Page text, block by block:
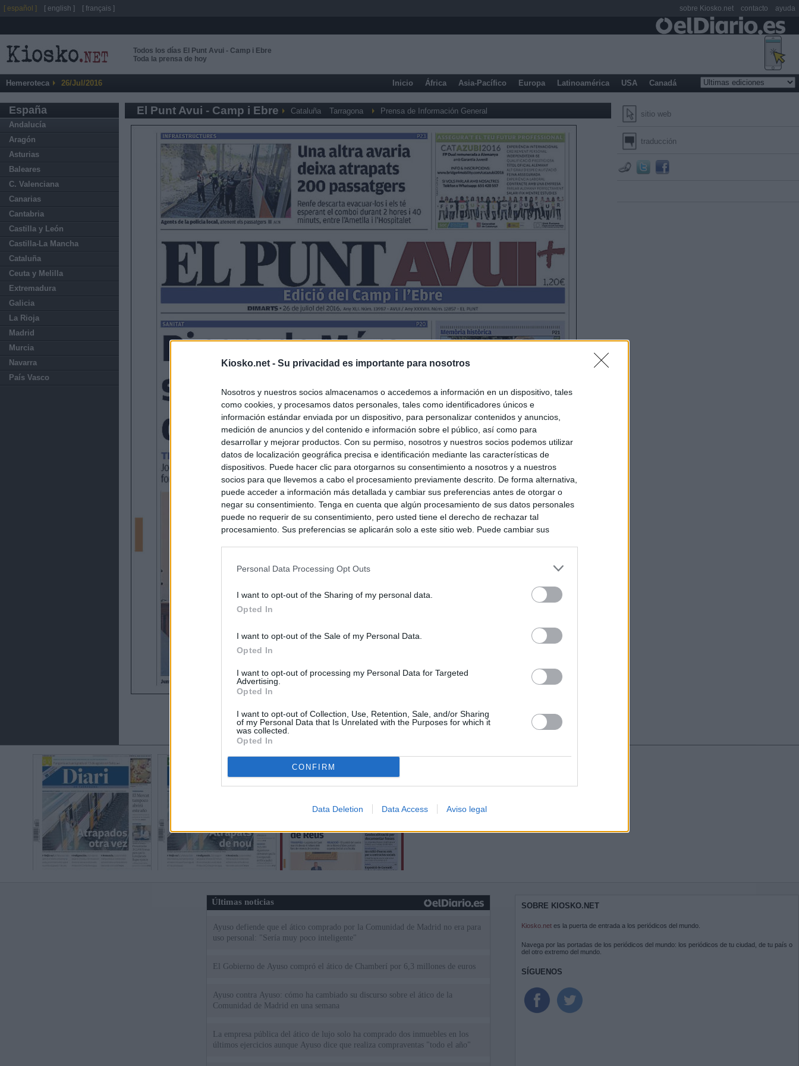
Kiosko.net - Su privacidad es importante para nosotros
Nosotros y nuestros socios almacenamos o accedemos a información en un dispositivo, tales
como cookies, y procesamos datos personales, tales como identificadores únicos e
información estándar enviada por un dispositivo, para personalizar contenidos y anuncios,
medición de anuncios y del contenido e información sobre el público, así como para
desarrollar y mejorar productos. Con su permiso, nosotros y nuestros socios podemos utilizar
datos de localización geográfica precisa e identificación mediante las características de
dispositivos. Puede hacer clic para otorgarnos su consentimiento a nosotros y a nuestros
socios para que llevemos a cabo el procesamiento previamente descrito. De forma alternativa,
puede acceder a información más detallada y cambiar sus preferencias antes de otorgar o
negar su consentimiento. Tenga en cuenta que algún procesamiento de sus datos personales
puede no requerir de su consentimiento, pero usted tiene el derecho de rechazar tal
procesamiento. Sus preferencias se aplicarán solo a este sitio web. Puede cambiar sus
Personal Data Processing Opt Outs
I want to opt-out of the Sharing of my personal data.
Opted In
I want to opt-out of the Sale of my Personal Data.
Opted In
I want to opt-out of processing my Personal Data for Targeted
Advertising.
Opted In
I want to opt-out of Collection, Use, Retention, Sale, and/or Sharing
of my Personal Data that Is Unrelated with the Purposes for which it
was collected.
Opted In
CONFIRM
Data Deletion Data Access Aviso legal
Todos los días El Punt Avui - Camp i Ebre
Toda la prensa de hoy
Hemeroteca 26/Jul/2016 Inicio África Asia-Pacífico Europa Latinoamérica USA Canadá
España
Andalucía
Aragón
Asturias
Baleares
C. Valenciana
Canarias
Cantabria
Castilla y León
Castilla-La Mancha
Cataluña
Ceuta y Melilla
Extremadura
Galicia
La Rioja
Madrid
Murcia
Navarra
País Vasco
sitio web
traducción
El Punt Avui - Camp i Ebre Cataluña Tarragona Prensa de Información General
Últimas noticias
Ayuso defiende que el ático comprado por la Comunidad de Madrid no era para
uso personal: "Sería muy poco inteligente"
El Gobierno de Ayuso compró el ático de Chamberí por 6,3 millones de euros
Ayuso contra Ayuso: cómo ha cambiado su discurso sobre el ático de la
Comunidad de Madrid en una semana
La empresa pública del ático de lujo solo ha comprado dos inmuebles en los
últimos ejercicios aunque Ayuso dice que realiza compraventas "todo el año"
SOBRE KIOSKO.NET
Kiosko.net es la puerta de entrada a los periódicos del mundo.
Navega por las portadas de los periódicos del mundo: los periódicos de tu ciudad, de tu país o
del otro extremo del mundo.
SÍGUENOS
[ español ] [ english ] [ français ] sobre Kiosko.net contacto ayuda